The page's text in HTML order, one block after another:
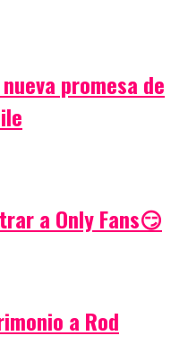
promesa de
a Only Fans😏
a Rod